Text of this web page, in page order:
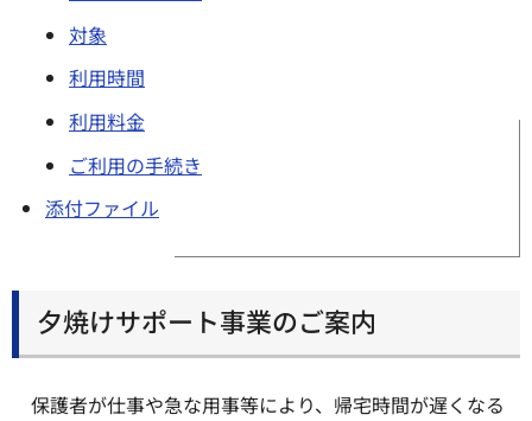
対象
利用時間
利用料金
ご利用の手続き
添付ファイル
夕焼けサポート事業のご案内
保護者が仕事や急な用事等により、帰宅時間が遅くなる